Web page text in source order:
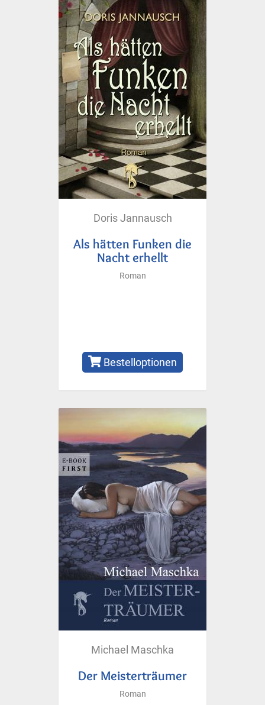
Doris Jannausch
Als hätten Funken die
Nacht erhellt
Roman
Bestelloptionen
Michael Maschka
Der Meisterträumer
Roman